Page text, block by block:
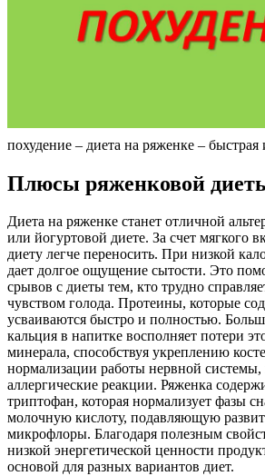
похудение – диета на ряженке – быстрая
Плюсы ряженковой
Диета на ряженке станет отличной
или йогуртовой диете. За счет мягкого
диету легче переносить. При низкой
дает долгое ощущение сытости. Это
срывов с диеты тем, кто трудно
чувством голода. Протеины, которые
усваиваются быстро и полностью.
кальция в напитке восполняет потери
минерала, способствуя укреплению
нормализации работы нервной системы,
аллергические реакции. Ряженка
триптофан, которая нормализует фазы
молочную кислоту, подавляющую
микрофлоры. Благодаря полезным
низкой энергетической ценности
основой для разных вариантов диет.